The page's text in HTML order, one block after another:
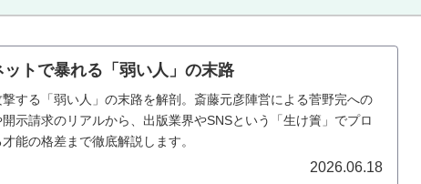
ットで暴れる「弱い人」の末路
する「弱い人」の末路を解剖。斎藤元彦陣営による菅野完への
示請求のリアルから、出版業界やSNSという「生け簀」でプロ
能の格差まで徹底解説します。
2026.06.18